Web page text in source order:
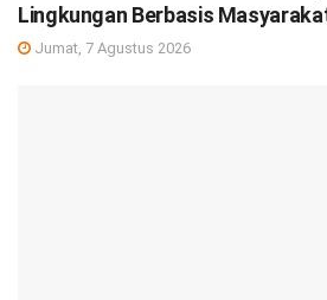
Lingkungan Berbasis
Jumat, 7 Agustus 2026